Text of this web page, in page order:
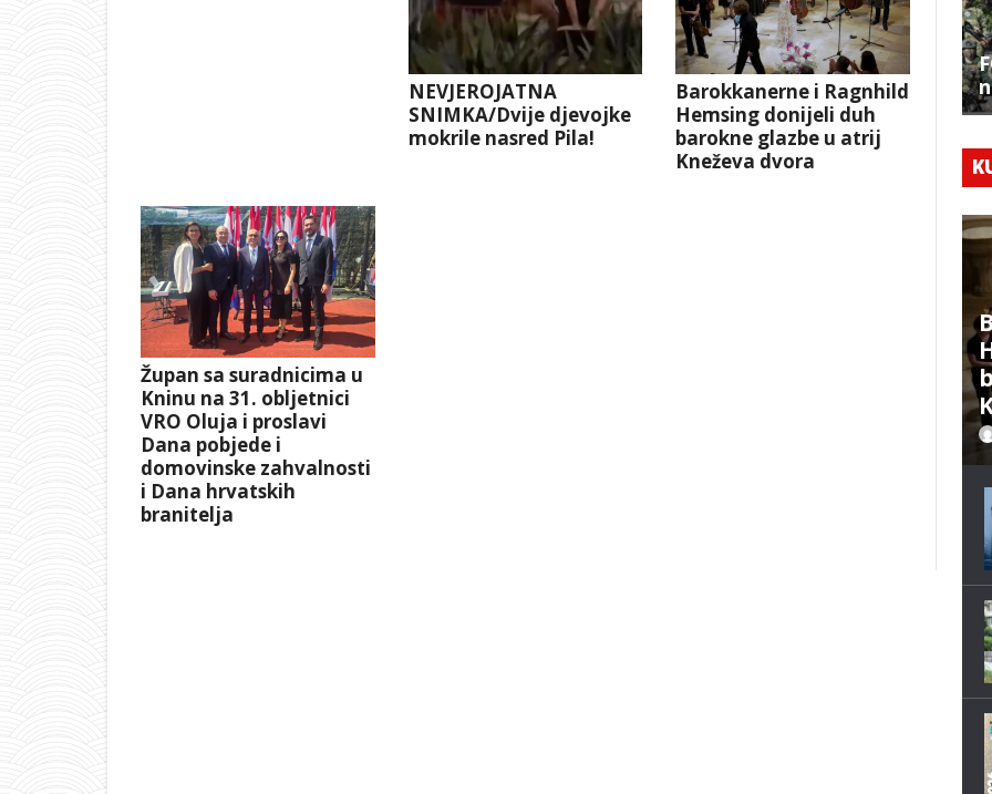
NEVJEROJATNA
SNIMKA/Dvije djevojke
mokrile nasred Pila!
Barokkanerne i Ragnhild
Hemsing donijeli duh
barokne glazbe u atrij
Kneževa dvora
Župan sa suradnicima u
Kninu na 31. obljetnici
VRO Oluja i proslavi
Dana pobjede i
domovinske zahvalnosti
i Dana hrvatskih
branitelja